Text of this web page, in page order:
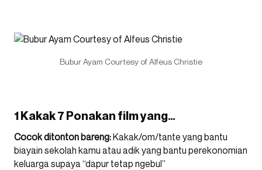
Bubur Ayam Courtesy of Alfeus Christie
1 Kakak 7 Ponakan film yang…
Cocok ditonton bareng:Kakak/om/tante yang bantu
biayain sekolah kamu atau adik yang bantu perekonomian
keluarga supaya “dapur tetap ngebul”